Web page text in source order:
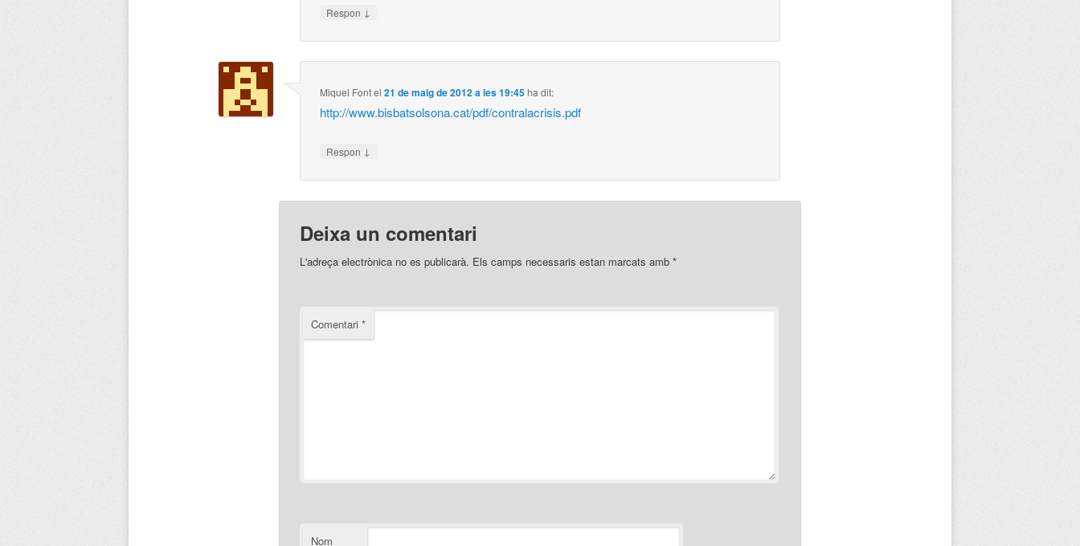
Respon ↓
Miquel Fontel21 de maig de 2012 a les 19:45ha dit:
http://www.bisbatsolsona.cat/pdf/contralacrisis.pdf
Respon ↓
Deixa un comentari
L'adreça electrònica no es publicarà. Els camps necessaris estan marcats amb *
Comentari *
Nom